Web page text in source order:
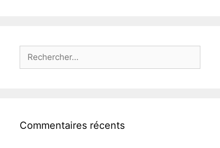
Rechercher :
Commentaires récents